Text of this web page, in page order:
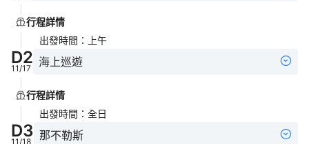
行程詳情
出發時間 ： 上午
D2
11/17 海上巡遊
行程詳情
出發時間 ： 全日
D3
11/18 那不勒斯